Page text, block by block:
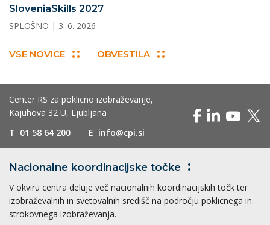
SloveniaSkills 2027
SPLOŠNO | 3. 6. 2026
VSE NOVICE OBVESTILA
Center RS za poklicno izobraževanje,
Kajuhova 32 U, Ljubljana
T 01 58 64 200 E info@cpi.si
Nacionalne koordinacijske točke
V okviru centra deluje več nacionalnih koordinacijskih točk ter
izobraževalnih in svetovalnih središč na področju poklicnega in
strokovnega izobraževanja.